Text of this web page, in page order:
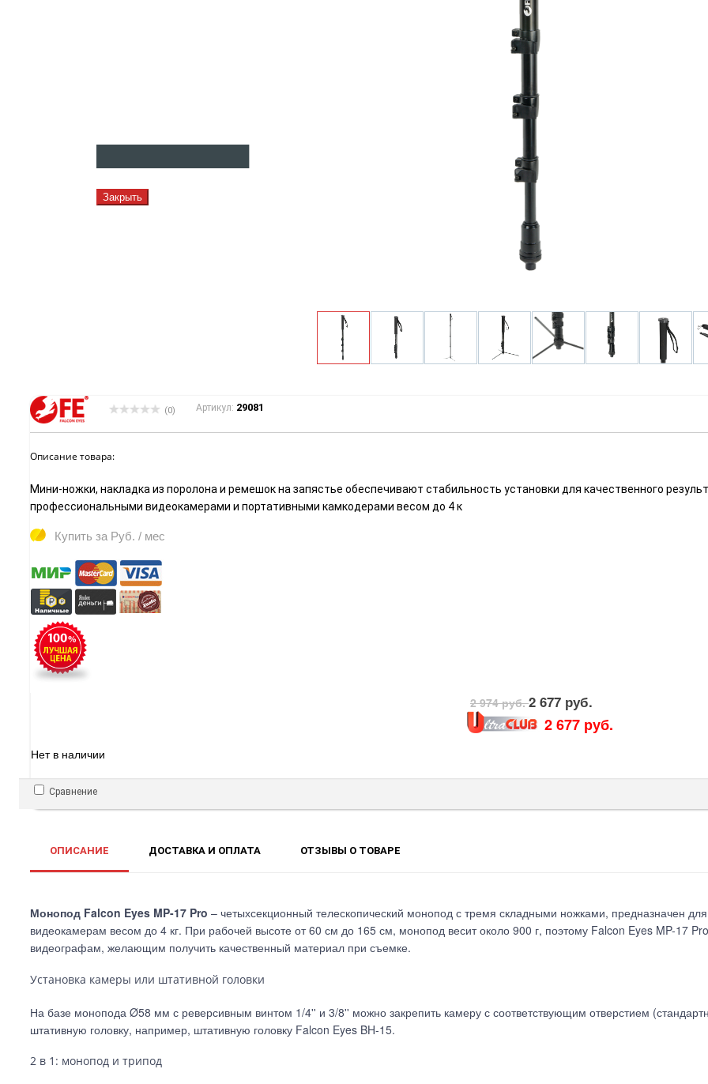
(0) Артикул: 29081
Описание товара:
Мини-ножки, накладка из поролона и ремешок на запястье обеспечивают стабильность установки для качественного
профессиональными видеокамерами и портативными камкодерами весом до 4 к
Купить за Руб. / мес
2 974 руб.2 677 руб.
2 677 руб.
Нет в наличии
Сравнение
ОПИСАНИЕ ДОСТАВКА И ОПЛАТА ОТЗЫВЫ О ТОВАРЕ
Монопод Falcon Eyes MP-17 Pro – четыхсекционный телескопический монопод с тремя складными ножками, предназначен
видеокамерам весом до 4 кг. При рабочей высоте от 60 см до 165 см, монопод весит около 900 г, поэтому Falcon Eyes MP-17
видеографам, желающим получить качественный материал при съемке.
Установка камеры или штативной головки
На базе монопода Ø58 мм с реверсивным винтом 1/4'' и 3/8'' можно закрепить камеру с соответствующим отверстием
штативную головку, например, штативную головку Falcon Eyes BH-15.
2 в 1: монопод и трипод
Быстрый просмотр
Закрыть